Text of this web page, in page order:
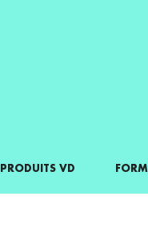
PRODUITS VD